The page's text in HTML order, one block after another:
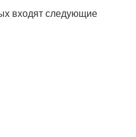
входят следующие